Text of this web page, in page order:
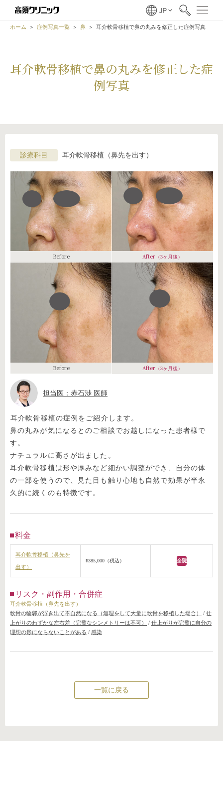
ホーム 症例写真一覧 鼻 耳介軟骨移植で鼻の丸みを修正した症例写真
耳介軟骨移植で鼻の丸みを修正した症
例写真
診療科目 耳介軟骨移植（鼻先を出す）
Before After （3ヶ月後）
Before After （3ヶ月後）
担当医：赤石渉 医師
⁡耳介軟骨移植の症例をご紹介します。
鼻の丸みが気になるとのご相談でお越しになった患者様で
す。
ナチュラルに高さが出ました。
耳介軟骨移植は形や厚みなど細かい調整ができ、自分の体
の一部を使うので、見た目も触り心地も自然で効果が半永
久的に続くのも特徴です。
料金
耳介軟骨移植（鼻先を
出す）
¥385,000（税込） 全院
リスク・副作用・合併症
耳介軟骨移植（鼻先を出す）
軟骨の輪郭が浮き出て不自然になる（無理をして大量に軟骨を移植した場合）
/ 仕
上がりのわずかな左右差（完璧なシンメトリーは不可）
/ 仕上がりが完璧に自分の
理想の形にならないことがある / 感染
一覧に戻る